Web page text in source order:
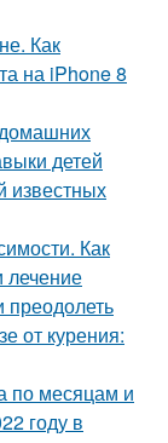
Как
на iPhone 8
детей
известных
Как
лечение
преодолеть
от курения:
по месяцам и
году в